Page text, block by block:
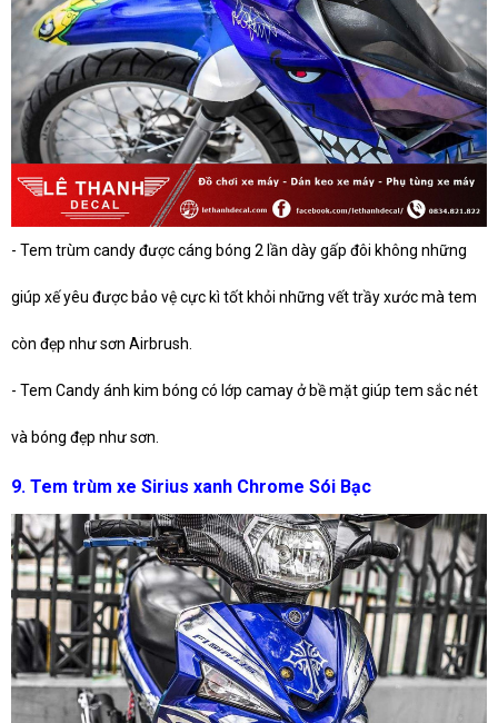
- Tem trùm candy được cáng bóng 2 lần dày gấp đôi không những
giúp xế yêu được bảo vệ cực kì tốt khỏi những vết trầy xước mà tem
còn đẹp như sơn Airbrush.
- Tem Candy ánh kim bóng có lớp camay ở bề mặt giúp tem sắc nét
và bóng đẹp như sơn.
9. Tem trùm xe Sirius xanh Chrome Sói Bạc